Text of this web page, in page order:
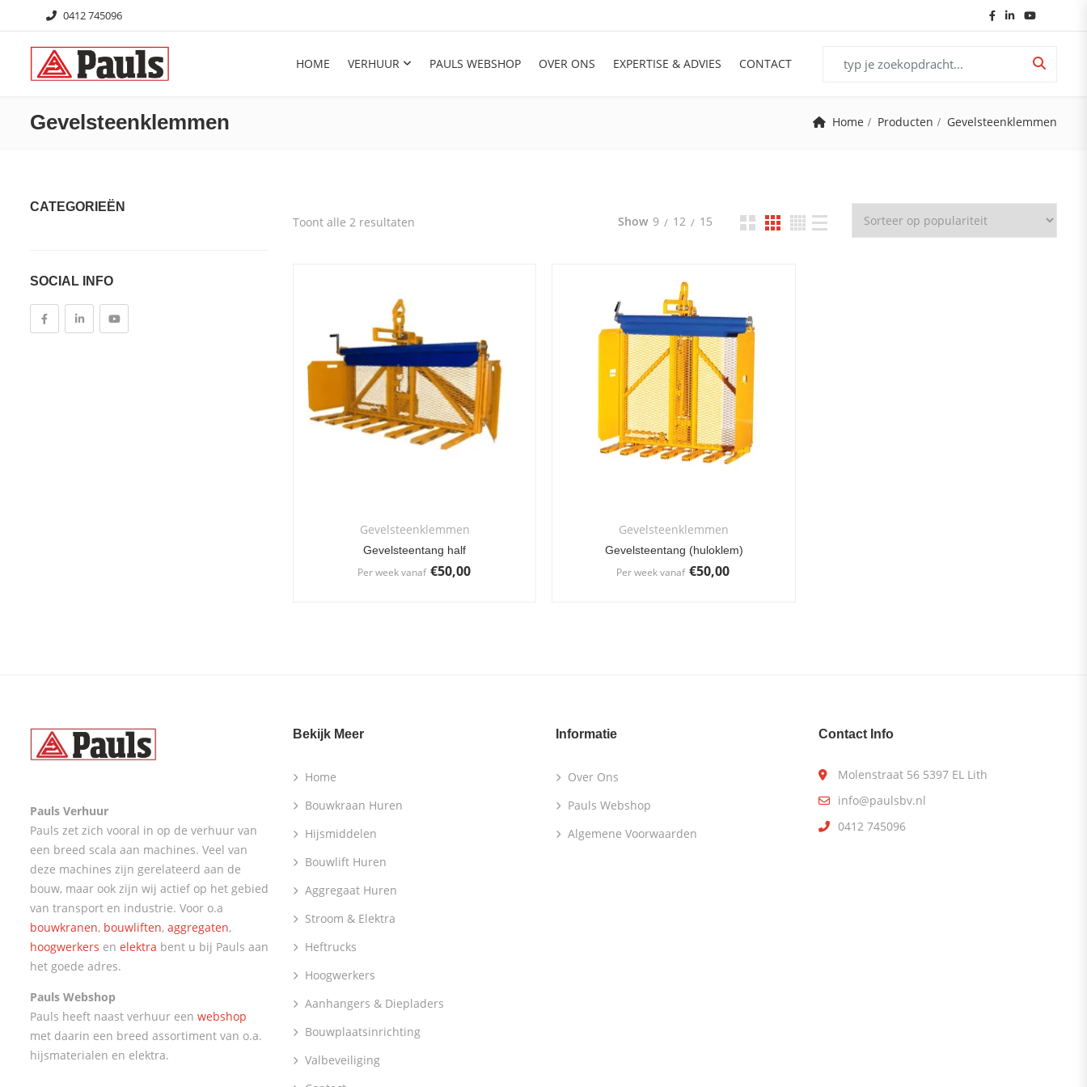
0412 745096
HOME VERHUUR PAULS WEBSHOP OVER ONS EXPERTISE & ADVIES CONTACT
Gevelsteenklemmen Home Producten Gevelsteenklemmen
Toont alle 2 resultaten Show 9 12 15
Gevelsteenklemmen
Gevelsteentang half
Per week vanaf €50,00
Gevelsteenklemmen
Gevelsteentang (huloklem)
Per week vanaf €50,00
CATEGORIEËN
Mobiele Torenkranen
Hijsmiddelen
Kraanunster
Op-Steker Mini
Stroom & Elektra
Heftrucks
Hoogwerkers
Bouwplaatsinrichting
Bouwliften
Aanhangers & Diepladers
Valbeveiliging
Thuisbatterij
SOCIAL INFO
Pauls Verhuur
Pauls zet zich vooral in op de verhuur van
een breed scala aan machines. Veel van
deze machines zijn gerelateerd aan de
bouw, maar ook zijn wij actief op het gebied
van transport en industrie. Voor o.a
bouwkranen, bouwliften, aggregaten,
hoogwerkers en elektra bent u bij Pauls aan
het goede adres.
Pauls Webshop
Pauls heeft naast verhuur een webshop
met daarin een breed assortiment van o.a.
hijsmaterialen en elektra.
Bekijk Meer
Home
Bouwkraan Huren
Hijsmiddelen
Bouwlift Huren
Aggregaat Huren
Stroom & Elektra
Heftrucks
Hoogwerkers
Aanhangers & Diepladers
Bouwplaatsinrichting
Valbeveiliging
Informatie
Over Ons
Pauls Webshop
Algemene Voorwaarden
Contact Info
Molenstraat 56 5397 EL Lith
info@paulsbv.nl
0412 745096